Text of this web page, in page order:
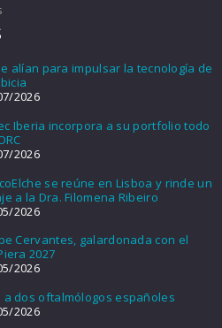
alían para impulsar la tecnología de
2026
Iberia incorpora a su portfolio todo
2026
se reúne en Lisboa y rinde un
a la Dra. Filomena Ribeiro
2026
Cervantes, galardonada con el
2027
2026
a dos oftalmólogos españoles
2026